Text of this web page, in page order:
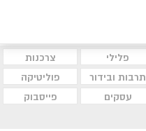
פלילי
צרכנות
תרבות ובידור
פוליטיקה
עסקים
פייסבוק